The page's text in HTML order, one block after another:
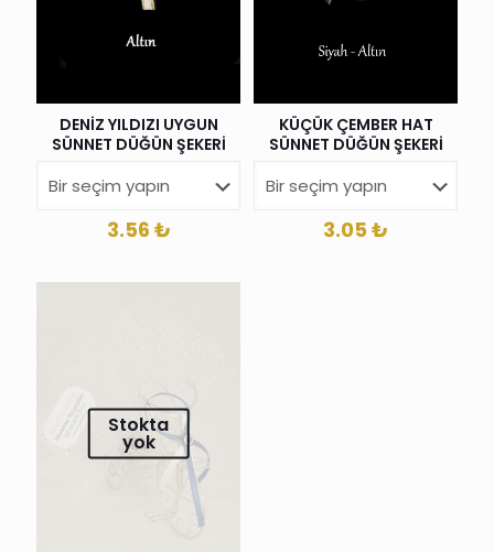
DENİZ YILDIZI UYGUN
SÜNNET DÜĞÜN ŞEKERİ
3.56 ₺
KÜÇÜK ÇEMBER HAT
SÜNNET DÜĞÜN ŞEKERİ
3.05 ₺
Stokta
yok